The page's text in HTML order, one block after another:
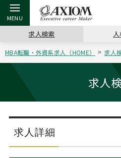
戻る
アクシアムの特長
サービス案内
コンサルタントの紹介
戻る
キャリア支援 TOP
キャリアデザイン講座
（最新求人市場動向）
ステージ別アドバイス
戻る
転職ツール TOP
英文レジュメの書き方
職務経歴書の書き方
戻る
転職コラム TOP
“展”職相談室
転職市場の明日をよめ
戻る
イベント・セミナー TOP
ジョブフェア
キャリアデザインセミナー
戻る
会社概要 TOP
沿革
主なクライアント
求人検索
MBA転職・外資系求人（HOME） 求人
求人
求人詳細